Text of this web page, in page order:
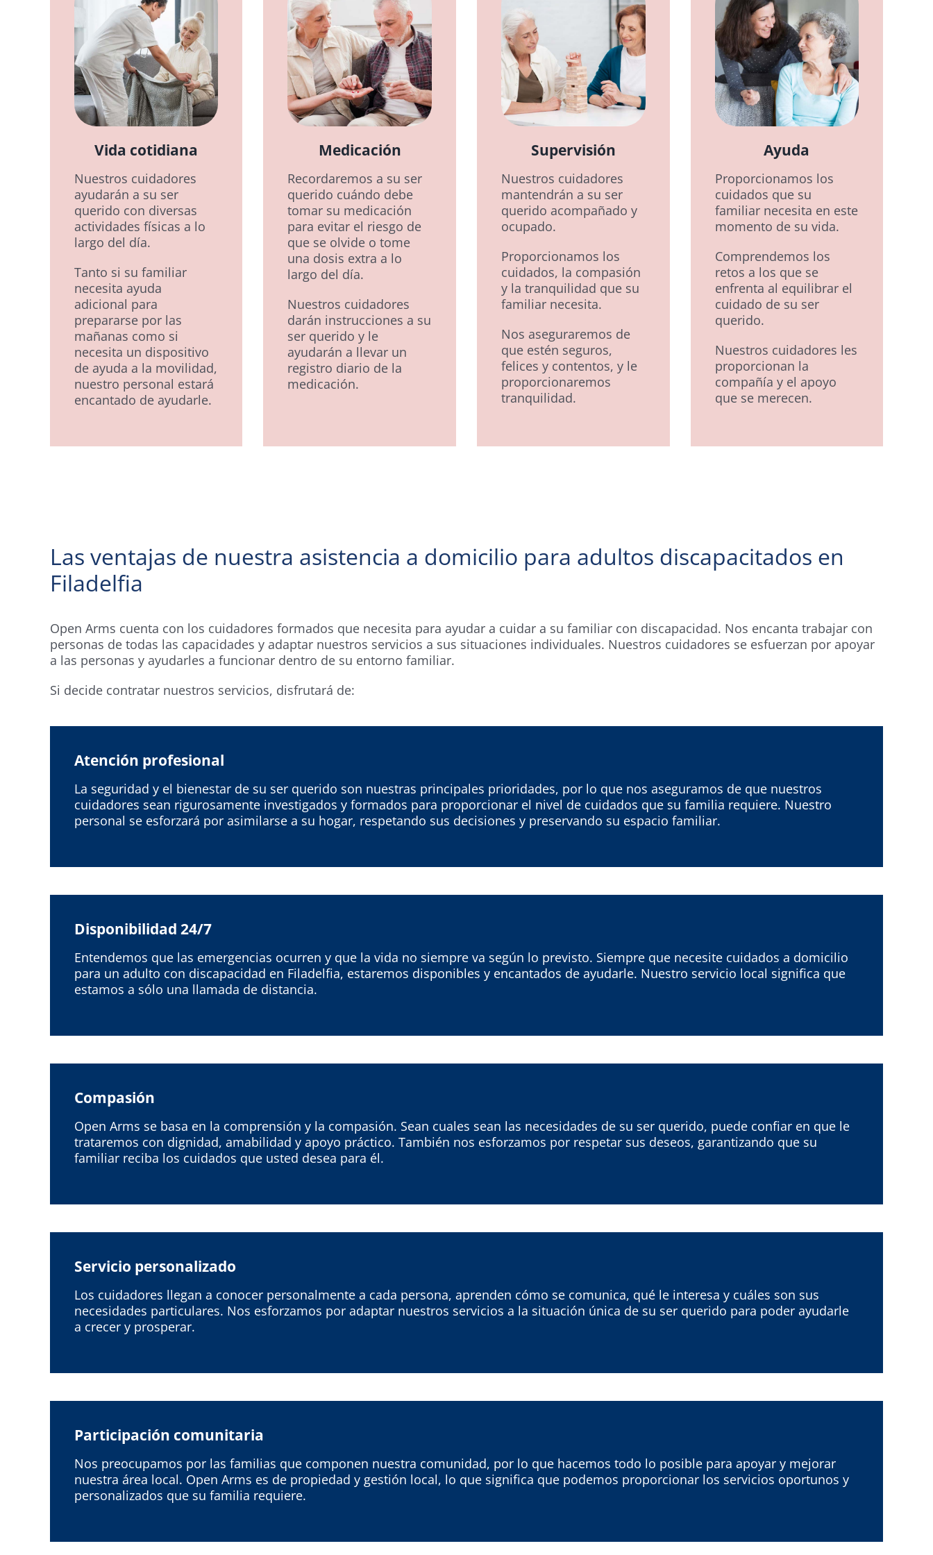
Vida cotidiana
Nuestros cuidadores
ayudarán a su ser
querido con diversas
actividades físicas a lo
largo del día.
Tanto si su familiar
necesita ayuda
adicional para
prepararse por las
mañanas como si
necesita un dispositivo
de ayuda a la movilidad,
nuestro personal estará
encantado de ayudarle.
Medicación
Recordaremos a su ser
querido cuándo debe
tomar su medicación
para evitar el riesgo de
que se olvide o tome
una dosis extra a lo
largo del día.
Nuestros cuidadores
darán instrucciones a su
ser querido y le
ayudarán a llevar un
registro diario de la
medicación.
Supervisión
Nuestros cuidadores
mantendrán a su ser
querido acompañado y
ocupado.
Proporcionamos los
cuidados, la compasión
y la tranquilidad que su
familiar necesita.
Nos aseguraremos de
que estén seguros,
felices y contentos, y le
proporcionaremos
tranquilidad.
Ayuda
Proporcionamos los
cuidados que su
familiar necesita en este
momento de su vida.
Comprendemos los
retos a los que se
enfrenta al equilibrar el
cuidado de su ser
querido.
Nuestros cuidadores les
proporcionan la
compañía y el apoyo
que se merecen.
Las ventajas de nuestra asistencia a domicilio para adultos discapacitados en
Filadelfia
Open Arms cuenta con los cuidadores formados que necesita para ayudar a cuidar a su familiar con discapacidad. Nos encanta trabajar con
personas de todas las capacidades y adaptar nuestros servicios a sus situaciones individuales. Nuestros cuidadores se esfuerzan por apoyar
a las personas y ayudarles a funcionar dentro de su entorno familiar.
Si decide contratar nuestros servicios, disfrutará de:
Atención profesional
La seguridad y el bienestar de su ser querido son nuestras principales prioridades, por lo que nos aseguramos de que nuestros
cuidadores sean rigurosamente investigados y formados para proporcionar el nivel de cuidados que su familia requiere. Nuestro
personal se esforzará por asimilarse a su hogar, respetando sus decisiones y preservando su espacio familiar.
Disponibilidad 24/7
Entendemos que las emergencias ocurren y que la vida no siempre va según lo previsto. Siempre que necesite cuidados a domicilio
para un adulto con discapacidad en Filadelfia, estaremos disponibles y encantados de ayudarle. Nuestro servicio local significa que
estamos a sólo una llamada de distancia.
Compasión
Open Arms se basa en la comprensión y la compasión. Sean cuales sean las necesidades de su ser querido, puede confiar en que le
trataremos con dignidad, amabilidad y apoyo práctico. También nos esforzamos por respetar sus deseos, garantizando que su
familiar reciba los cuidados que usted desea para él.
Servicio personalizado
Los cuidadores llegan a conocer personalmente a cada persona, aprenden cómo se comunica, qué le interesa y cuáles son sus
necesidades particulares. Nos esforzamos por adaptar nuestros servicios a la situación única de su ser querido para poder ayudarle
a crecer y prosperar.
Participación comunitaria
Nos preocupamos por las familias que componen nuestra comunidad, por lo que hacemos todo lo posible para apoyar y mejorar
nuestra área local. Open Arms es de propiedad y gestión local, lo que significa que podemos proporcionar los servicios oportunos y
personalizados que su familia requiere.